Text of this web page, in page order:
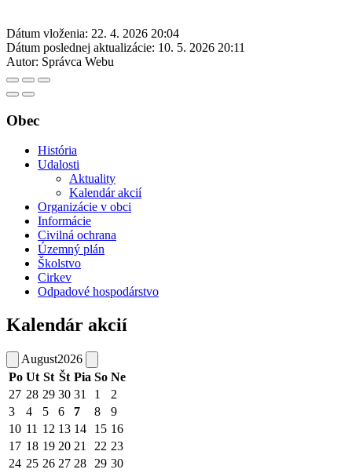
Dátum vloženia: 22. 4. 2026 20:04
Dátum poslednej aktualizácie: 10. 5. 2026 20:11
Autor: Správca Webu
Obec
História
Udalosti
Aktuality
Kalendár akcií
Organizácie v obci
Informácie
Civilná ochrana
Územný plán
Školstvo
Cirkev
Odpadové hospodárstvo
Kalendár akcií
August2026
Po Ut St Št Pia So Ne
27 28 29 30 31 1
2
3
4 5 6 7 8
9
10 11 12 13 14 15 16
17 18 19 20 21 22 23
24 25 26 27 28 29 30